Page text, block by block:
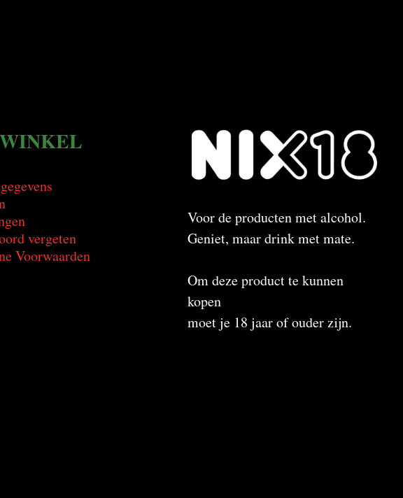
vergeten
Voorwaarden
Voor de producten met alcohol.
Geniet, maar drink met mate.
Om deze product te kunnen
kopen
moet je 18 jaar of ouder zijn.